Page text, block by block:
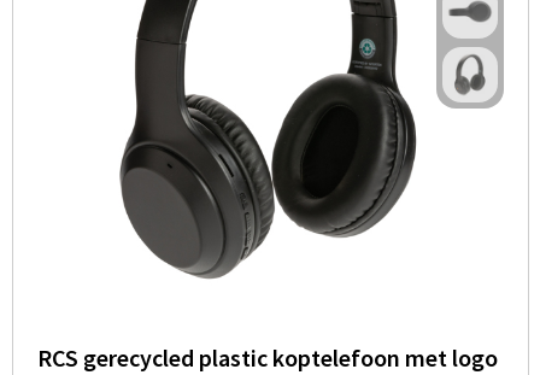
RCS gerecycled plastic koptelefoon met logo